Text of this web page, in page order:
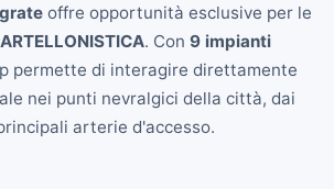
offre opportunità esclusive per le
. Con 9 impianti
permette di interagire direttamente
nei punti nevralgici della città, dai
arterie d'accesso.